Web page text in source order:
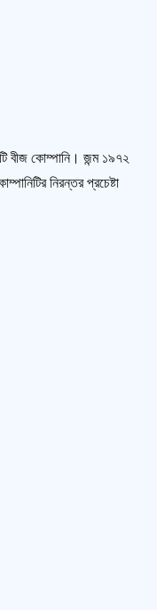
বীজ কোম্পানি। জন্ম ১৯৭২
নিরন্তর প্রচেষ্টা